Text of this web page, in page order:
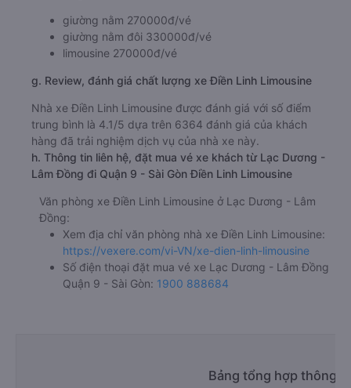
giường nằm 270000đ/vé
giường nằm đôi 330000đ/vé
limousine 270000đ/vé
g. Review, đánh giá chất lượng xe Điền Linh Limousine
Nhà xe Điền Linh Limousine được đánh giá với số điểm
trung bình là 4.1/5 dựa trên 6364 đánh giá của khách
hàng đã trải nghiệm dịch vụ của nhà xe này.
h. Thông tin liên hệ, đặt mua vé xe khách từ Lạc Dương -
Lâm Đồng đi Quận 9 - Sài Gòn Điền Linh Limousine
Văn phòng xe Điền Linh Limousine ở Lạc Dương - Lâm
Đồng:
Xem địa chỉ văn phòng nhà xe Điền Linh Limousine:
https://vexere.com/vi-VN/xe-dien-linh-limousine
Số điện thoại đặt mua vé xe Lạc Dương - Lâm Đồng
Quận 9 - Sài Gòn: 1900 888684
Bảng tổng hợp thông